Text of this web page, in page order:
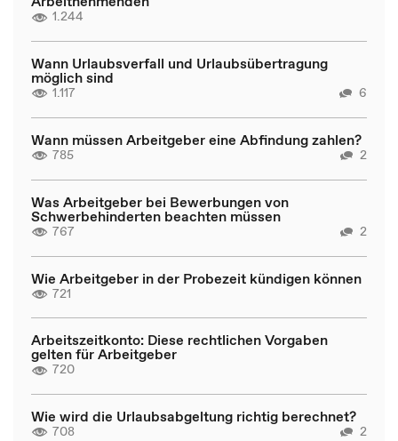
1.244
Wann Urlaubsverfall und Urlaubsübertragung
möglich sind
1.117 6
Wann müssen Arbeitgeber eine Abfindung zahlen?
785 2
Was Arbeitgeber bei Bewerbungen von
Schwerbehinderten beachten müssen
767 2
Wie Arbeitgeber in der Probezeit kündigen können
721
Arbeitszeitkonto: Diese rechtlichen Vorgaben
gelten für Arbeitgeber
720
Wie wird die Urlaubsabgeltung richtig berechnet?
708 2